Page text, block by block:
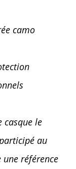
camo
casque le
au
une référence